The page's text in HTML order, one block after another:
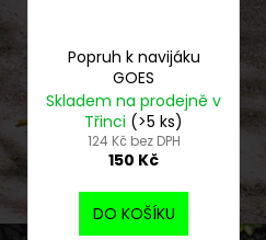
r
o
d
u
k
t
Popruh k navijáku
GOES
Skladem na prodejně v
Třinci (>5 ks)
124 Kč bez DPH
150 Kč
DO KOŠÍKU
u
j
m
e
TRIČKO
CLASSIC